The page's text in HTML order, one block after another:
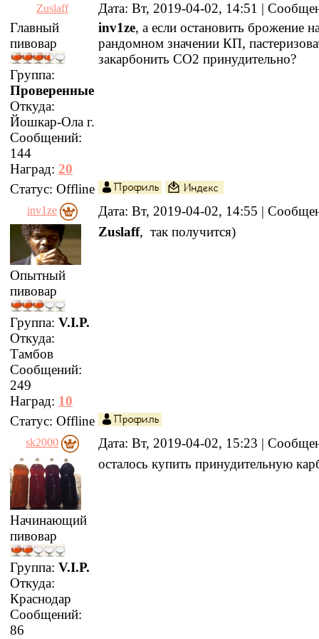
Zuslaff
Дата: Вт, 2019-04-02, 14:51 |
Главный
пивовар
Группа:
Проверенные
Откуда:
Йошкар-Ола г.
Сообщений:
144
Наград: 20
inv1ze, а если остановить брожение
рандомном значении КП,
закарбонить СО2 принудительно?
Статус: Offline
inv1ze Дата: Вт, 2019-04-02, 14:55 |
Опытный
пивовар
Группа: V.I.P.
Откуда:
Тамбов
Сообщений:
249
Наград: 10
Zuslaff, так получится)
Статус: Offline
sk2000 Дата: Вт, 2019-04-02, 15:23 |
Начинающий
пивовар
Группа: V.I.P.
Откуда:
Краснодар
Сообщений:
86
осталось купить принудительную